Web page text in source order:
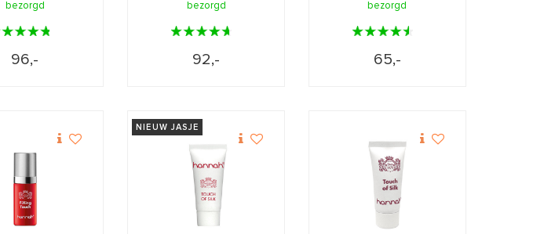
bezorgd
96,-
bezorgd
92,-
bezorgd
65,-
NIEUW JASJE